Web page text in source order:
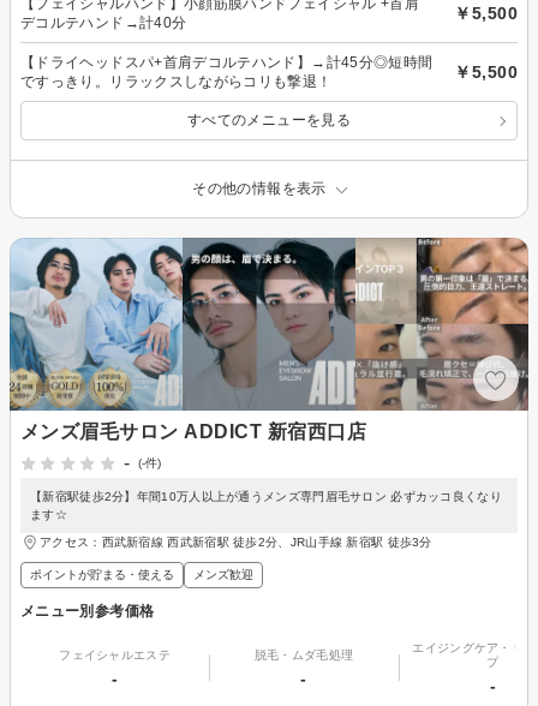
【フェイシャルハンド】小顔筋膜ハンドフェイシャル +首肩
デコルテハンド→計40分
￥5,500
【ドライヘッドスパ+首肩デコルテハンド】→計45分◎短時間
ですっきり。リラックスしながらコリも撃退！
￥5,500
すべてのメニューを見る
その他の情報を表示
メンズ眉毛サロン ADDICT 新宿西口店
-
(-件)
【新宿駅徒歩2分】年間10万人以上が通うメンズ専門眉毛サロン 必ずカッコ良くなり
ます☆
アクセス：西武新宿線 西武新宿駅 徒歩2分、JR山手線 新宿駅 徒歩3分
ポイントが貯まる・使える メンズ歓迎
メニュー別参考価格
フェイシャルエステ
-
脱毛・ムダ毛処理
-
エイジングケア・リ
プ
-